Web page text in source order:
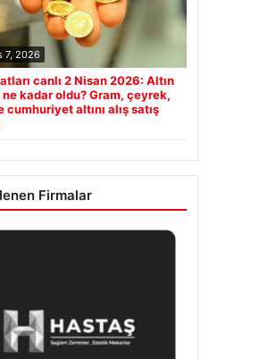
7, 2026
canlı 2 Nisan 2026: Altın
kadar oldu? Gram, çeyrek,
cumhuriyet altını alış satış
Firmalar